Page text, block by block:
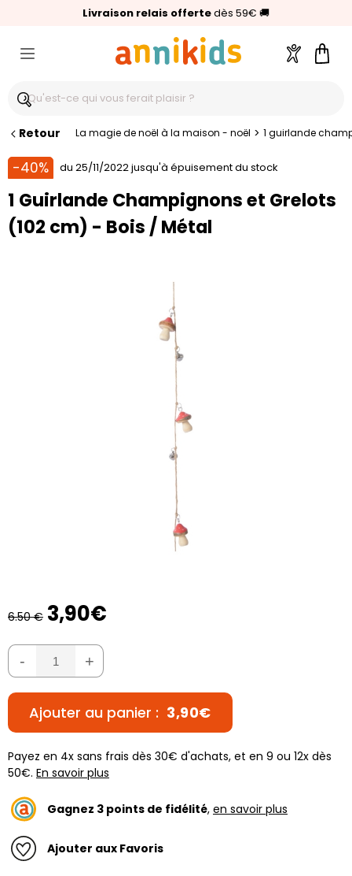
Livraison relais offertedès 59€ 🚚
🥇Palmarès Capital 2025 :Annikids N°1
⭐⭐⭐⭐⭐4,6/5(24 000 avis clients)
Compte
Retour La magie de noël à la maison - noël > 1 guirlande
-40% du 25/11/2022 jusqu'à épuisement du stock
1 Guirlande Champignons et Grelots
(102 cm) - Bois / Métal
6.50 € 3,90€
- +
Ajouter au panier : 3,90€
Payez en 4x sans frais dès 30€ d'achats, et en 9 ou 12x dès
50€. En savoir plus
Gagnez 3 points de fidélité, en savoir plus
Ajouter aux Favoris